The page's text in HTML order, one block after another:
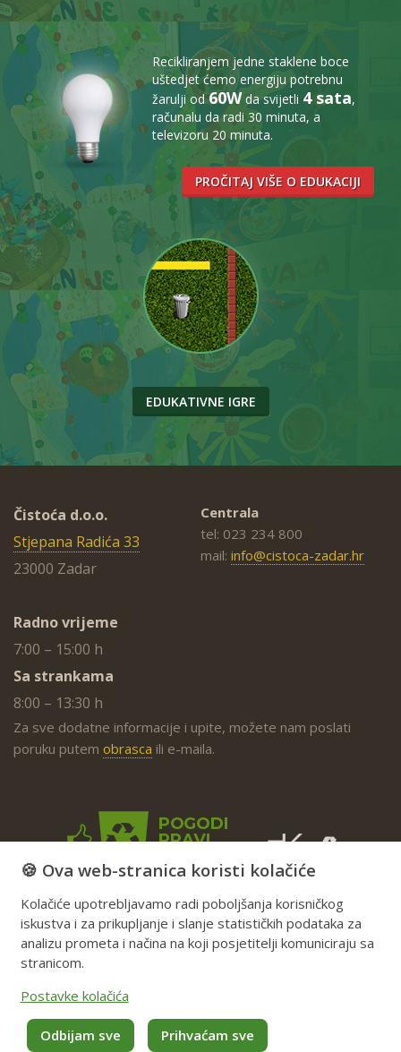
Recikliranjem jedne staklene boce
uštedjet ćemo energiju potrebnu
žarulji od60Wda svijetli 4 sata,
računalu da radi 30 minuta, a
televizoru 20 minuta.
PROČITAJ VIŠE O EDUKACIJI
EDUKATIVNE IGRE
Čistoća d.o.o.
Stjepana Radića 33
23000 Zadar
Radno vrijeme
7:00 – 15:00 h
Sa strankama
8:00 – 13:30 h
Centrala
tel: 023 234 800
mail: info@cistoca-zadar.hr
Za sve dodatne informacije i upite, možete nam poslati
poruku putem obrasca ili e-maila.
🍪 Ova web-stranica koristi kolačiće
Kolačiće upotrebljavamo radi poboljšanja korisničkog
iskustva i za prikupljanje i slanje statističkih podataka za
analizu prometa i načina na koji posjetitelji komuniciraju sa
stranicom.
Postavke kolačića
Odbijam sve Prihvaćam sve